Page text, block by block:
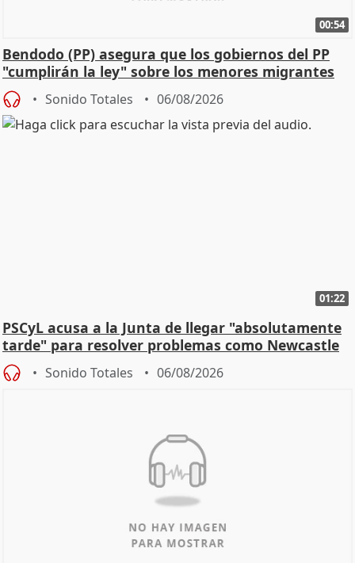
00:54
Bendodo (PP) asegura que los gobiernos del PP
"cumplirán la ley" sobre los menores migrantes
Sonido Totales 06/08/2026
01:22
PSCyL acusa a la Junta de llegar "absolutamente
tarde" para resolver problemas como Newcastle
Sonido Totales 06/08/2026